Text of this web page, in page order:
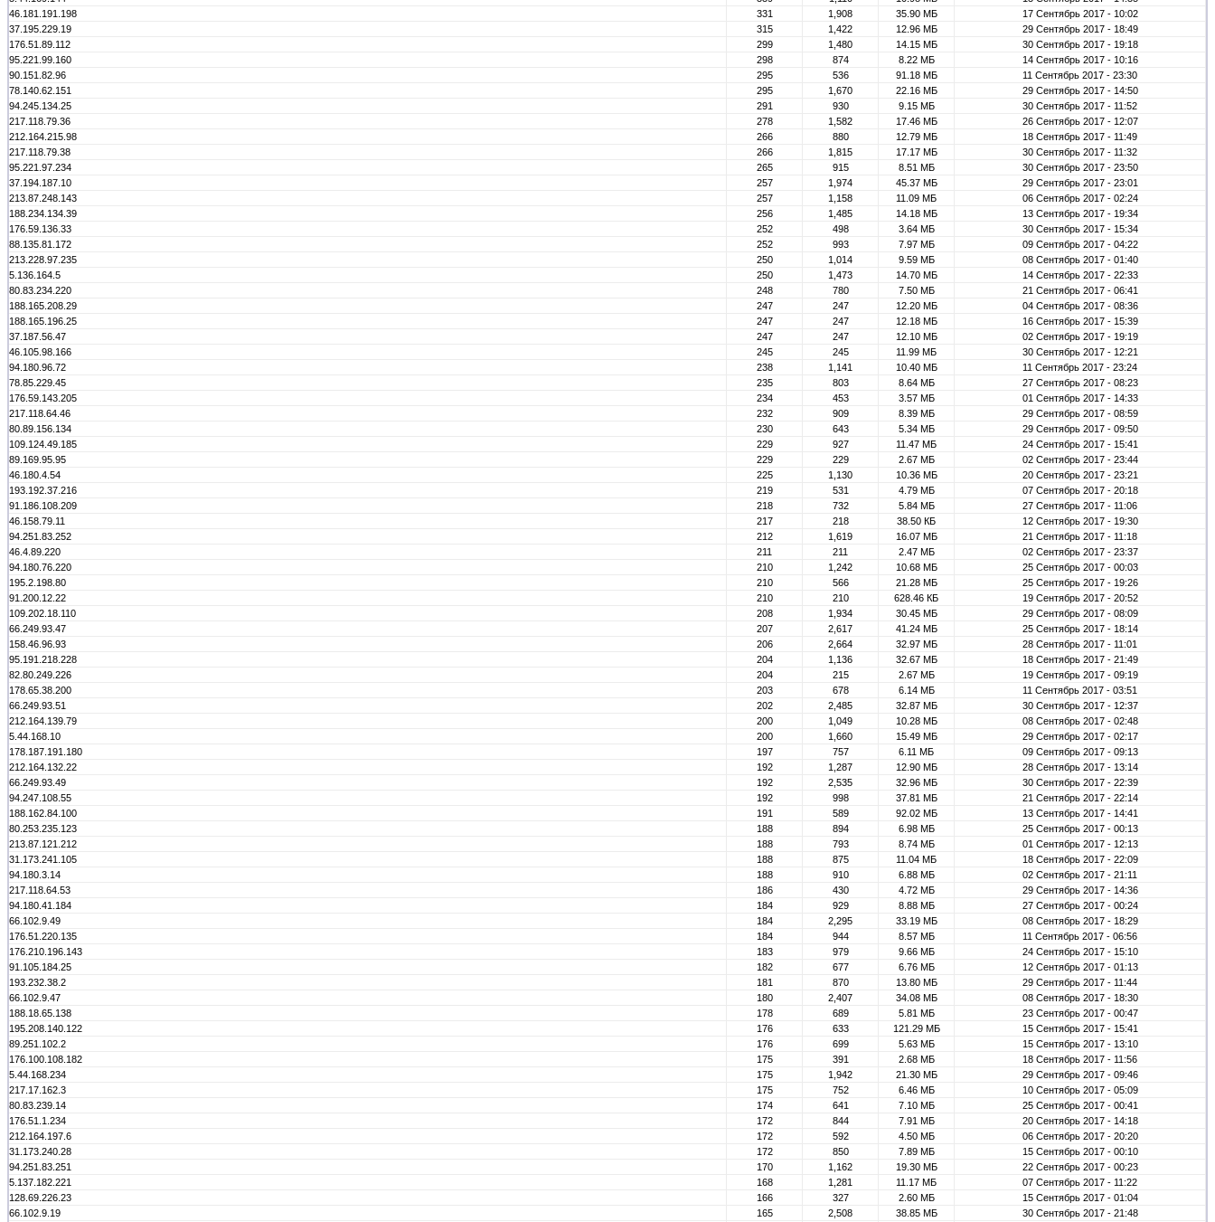
46.181.191.198
331 1,908 35.90 МБ
17 Сентябрь 2017 - 10:02
37.195.229.19
315 1,422 12.96 МБ
29 Сентябрь 2017 - 18:49
176.51.89.112
299 1,480 14.15 МБ
30 Сентябрь 2017 - 19:18
95.221.99.160
298 874 8.22 МБ
14 Сентябрь 2017 - 10:16
90.151.82.96
295 536 91.18 МБ
11 Сентябрь 2017 - 23:30
78.140.62.151
295 1,670 22.16 МБ
29 Сентябрь 2017 - 14:50
94.245.134.25
291 930 9.15 МБ
30 Сентябрь 2017 - 11:52
217.118.79.36
278 1,582 17.46 МБ
26 Сентябрь 2017 - 12:07
212.164.215.98
266 880 12.79 МБ
18 Сентябрь 2017 - 11:49
217.118.79.38
266 1,815 17.17 МБ
30 Сентябрь 2017 - 11:32
95.221.97.234
265 915 8.51 МБ
30 Сентябрь 2017 - 23:50
37.194.187.10
257 1,974 45.37 МБ
29 Сентябрь 2017 - 23:01
213.87.248.143
257 1,158 11.09 МБ
06 Сентябрь 2017 - 02:24
188.234.134.39
256 1,485 14.18 МБ
13 Сентябрь 2017 - 19:34
176.59.136.33
252 498 3.64 МБ
30 Сентябрь 2017 - 15:34
88.135.81.172
252 993 7.97 МБ
09 Сентябрь 2017 - 04:22
213.228.97.235
250 1,014 9.59 МБ
08 Сентябрь 2017 - 01:40
5.136.164.5
250 1,473 14.70 МБ
14 Сентябрь 2017 - 22:33
80.83.234.220
248 780 7.50 МБ
21 Сентябрь 2017 - 06:41
188.165.208.29
247 247 12.20 МБ
04 Сентябрь 2017 - 08:36
188.165.196.25
247 247 12.18 МБ
16 Сентябрь 2017 - 15:39
37.187.56.47
247 247 12.10 МБ
02 Сентябрь 2017 - 19:19
46.105.98.166
245 245 11.99 МБ
30 Сентябрь 2017 - 12:21
94.180.96.72
238 1,141 10.40 МБ
11 Сентябрь 2017 - 23:24
78.85.229.45
235 803 8.64 МБ
27 Сентябрь 2017 - 08:23
176.59.143.205
234 453 3.57 МБ
01 Сентябрь 2017 - 14:33
217.118.64.46
232 909 8.39 МБ
29 Сентябрь 2017 - 08:59
80.89.156.134
230 643 5.34 МБ
29 Сентябрь 2017 - 09:50
109.124.49.185
229 927 11.47 МБ
24 Сентябрь 2017 - 15:41
89.169.95.95
229 229 2.67 МБ
02 Сентябрь 2017 - 23:44
46.180.4.54
225 1,130 10.36 МБ
20 Сентябрь 2017 - 23:21
193.192.37.216
219 531 4.79 МБ
07 Сентябрь 2017 - 20:18
91.186.108.209
218 732 5.84 МБ
27 Сентябрь 2017 - 11:06
46.158.79.11
217 218 38.50 КБ
12 Сентябрь 2017 - 19:30
94.251.83.252
212 1,619 16.07 МБ
21 Сентябрь 2017 - 11:18
46.4.89.220
211 211 2.47 МБ
02 Сентябрь 2017 - 23:37
94.180.76.220
210 1,242 10.68 МБ
25 Сентябрь 2017 - 00:03
195.2.198.80
210 566 21.28 МБ
25 Сентябрь 2017 - 19:26
91.200.12.22
210 210 628.46 КБ
19 Сентябрь 2017 - 20:52
109.202.18.110
208 1,934 30.45 МБ
29 Сентябрь 2017 - 08:09
66.249.93.47
207 2,617 41.24 МБ
25 Сентябрь 2017 - 18:14
158.46.96.93
206 2,664 32.97 МБ
28 Сентябрь 2017 - 11:01
95.191.218.228
204 1,136 32.67 МБ
18 Сентябрь 2017 - 21:49
82.80.249.226
204 215 2.67 МБ
19 Сентябрь 2017 - 09:19
178.65.38.200
203 678 6.14 МБ
11 Сентябрь 2017 - 03:51
66.249.93.51
202 2,485 32.87 МБ
30 Сентябрь 2017 - 12:37
212.164.139.79
200 1,049 10.28 МБ
08 Сентябрь 2017 - 02:48
5.44.168.10
200 1,660 15.49 МБ
29 Сентябрь 2017 - 02:17
178.187.191.180
197 757 6.11 МБ
09 Сентябрь 2017 - 09:13
212.164.132.22
192 1,287 12.90 МБ
28 Сентябрь 2017 - 13:14
66.249.93.49
192 2,535 32.96 МБ
30 Сентябрь 2017 - 22:39
94.247.108.55
192 998 37.81 МБ
21 Сентябрь 2017 - 22:14
188.162.84.100
191 589 92.02 МБ
13 Сентябрь 2017 - 14:41
80.253.235.123
188 894 6.98 МБ
25 Сентябрь 2017 - 00:13
213.87.121.212
188 793 8.74 МБ
01 Сентябрь 2017 - 12:13
31.173.241.105
188 875 11.04 МБ
18 Сентябрь 2017 - 22:09
94.180.3.14
188 910 6.88 МБ
02 Сентябрь 2017 - 21:11
217.118.64.53
186 430 4.72 МБ
29 Сентябрь 2017 - 14:36
94.180.41.184
184 929 8.88 МБ
27 Сентябрь 2017 - 00:24
66.102.9.49
184 2,295 33.19 МБ
08 Сентябрь 2017 - 18:29
176.51.220.135
184 944 8.57 МБ
11 Сентябрь 2017 - 06:56
176.210.196.143
183 979 9.66 МБ
24 Сентябрь 2017 - 15:10
91.105.184.25
182 677 6.76 МБ
12 Сентябрь 2017 - 01:13
193.232.38.2
181 870 13.80 МБ
29 Сентябрь 2017 - 11:44
66.102.9.47
180 2,407 34.08 МБ
08 Сентябрь 2017 - 18:30
188.18.65.138
178 689 5.81 МБ
23 Сентябрь 2017 - 00:47
195.208.140.122
176 633 121.29 МБ
15 Сентябрь 2017 - 15:41
89.251.102.2
176 699 5.63 МБ
15 Сентябрь 2017 - 13:10
176.100.108.182
175 391 2.68 МБ
18 Сентябрь 2017 - 11:56
5.44.168.234
175 1,942 21.30 МБ
29 Сентябрь 2017 - 09:46
217.17.162.3
175 752 6.46 МБ
10 Сентябрь 2017 - 05:09
80.83.239.14
174 641 7.10 МБ
25 Сентябрь 2017 - 00:41
176.51.1.234
172 844 7.91 МБ
20 Сентябрь 2017 - 14:18
212.164.197.6
172 592 4.50 МБ
06 Сентябрь 2017 - 20:20
31.173.240.28
172 850 7.89 МБ
15 Сентябрь 2017 - 00:10
94.251.83.251
170 1,162 19.30 МБ
22 Сентябрь 2017 - 00:23
5.137.182.221
168 1,281 11.17 МБ
07 Сентябрь 2017 - 11:22
128.69.226.23
166 327 2.60 МБ
15 Сентябрь 2017 - 01:04
66.102.9.19
165 2,508 38.85 МБ
30 Сентябрь 2017 - 21:48